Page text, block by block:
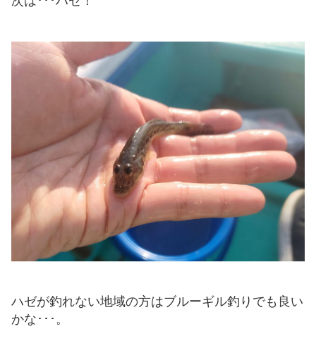
ハゼが釣れない地域の方はブルーギル釣りでも良い
かな･･･。